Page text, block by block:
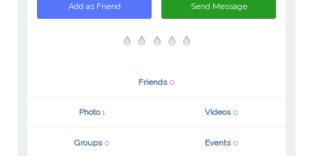
Add as Friend Send Message
Friends 0
Photo1 Videos 0
Groups 0 Events 0